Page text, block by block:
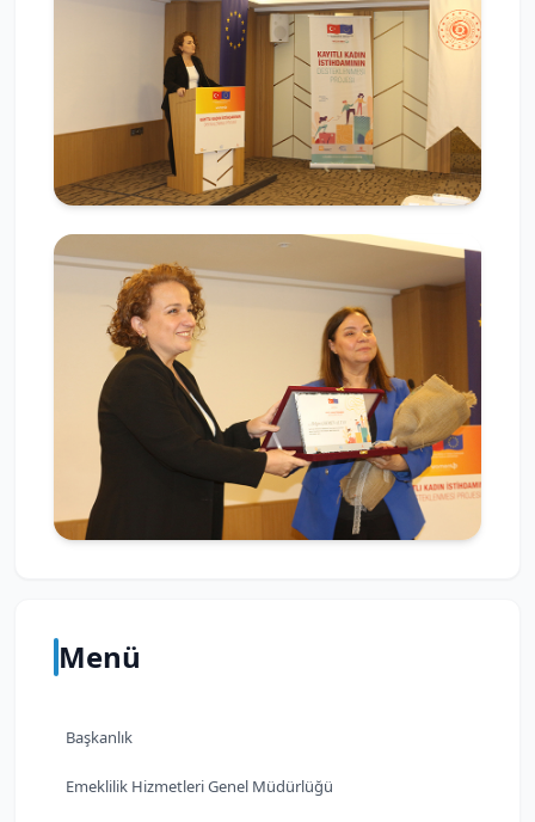
Menü
Başkanlık
Emeklilik Hizmetleri Genel Müdürlüğü